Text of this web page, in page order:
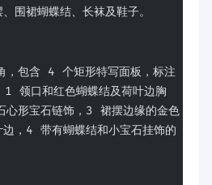
围裙蝴蝶结、长袜及鞋子。
，包含 4 个矩形特写面板，标注
领口和红色蝴蝶结及荷叶边胸
心形宝石链饰，3 裙摆边缘的金色
，4 带有蝴蝶结和小宝石挂饰的